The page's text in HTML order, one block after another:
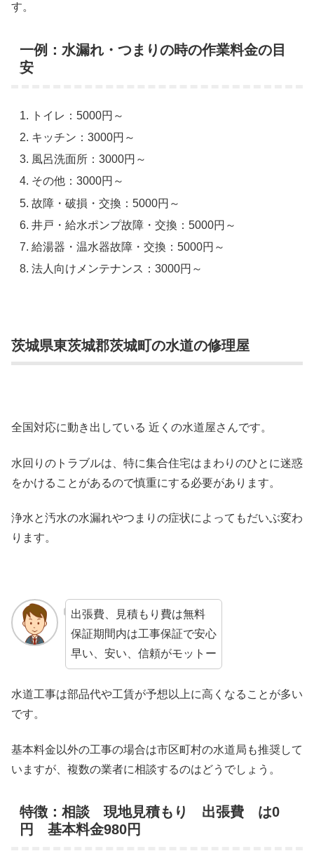
す。
一例：水漏れ・つまりの時の作業料金の目
安
トイレ：5000円～
キッチン：3000円～
風呂洗面所：3000円～
その他：3000円～
故障・破損・交換：5000円～
井戸・給水ポンプ故障・交換：5000円～
給湯器・温水器故障・交換：5000円～
法人向けメンテナンス：3000円～
茨城県東茨城郡茨城町の水道の修理屋
全国対応に動き出している 近くの水道屋さんです。
水回りのトラブルは、特に集合住宅はまわりのひとに迷惑
をかけることがあるので慎重にする必要があります。
浄水と汚水の水漏れやつまりの症状によってもだいぶ変わ
ります。
出張費、見積もり費は無料
保証期間内は工事保証で安心
早い、安い、信頼がモットー
水道工事は部品代や工賃が予想以上に高くなることが多い
です。
基本料金以外の工事の場合は市区町村の水道局も推奨して
いますが、複数の業者に相談するのはどうでしょう。
特徴：相談 現地見積もり 出張費 は0
円 基本料金980円